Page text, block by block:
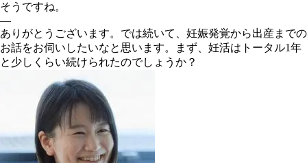
そうですね。
―
ありがとうございます。では続いて、妊娠発覚から出産までの
お話をお伺いしたいなと思います。まず、妊活はトータル1年
と少しくらい続けられたのでしょうか？